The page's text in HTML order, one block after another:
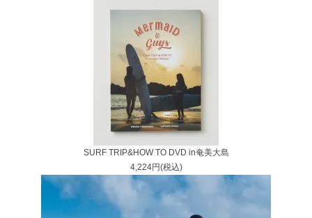
SURF TRIP&HOW TO DVD in奄美大島
4,224円(税込)